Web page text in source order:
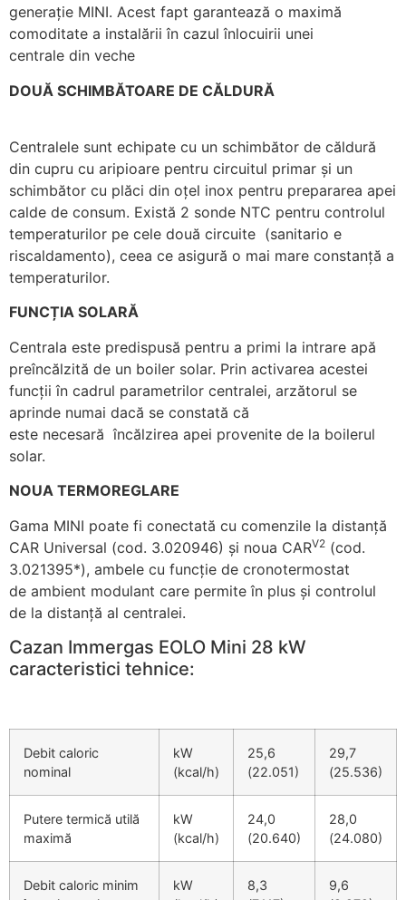
generație MINI. Acest fapt garantează o maximă
comoditate a instalării în cazul înlocuirii unei
centrale din veche
DOUĂ SCHIMBĂTOARE DE CĂLDURĂ
Centralele sunt echipate cu un schimbător de căldură
din cupru cu aripioare pentru circuitul primar și un
schimbător cu plăci din oțel inox pentru prepararea apei
calde de consum. Există 2 sonde NTC pentru controlul
temperaturilor pe cele două circuite (sanitario e
riscaldamento), ceea ce asigură o mai mare constanță a
temperaturilor.
FUNCȚIA SOLARĂ
Centrala este predispusă pentru a primi la intrare apă
preîncălzită de un boiler solar. Prin activarea acestei
funcții în cadrul parametrilor centralei, arzătorul se
aprinde numai dacă se constată că
este necesară încălzirea apei provenite de la boilerul
solar.
NOUA TERMOREGLARE
Gama MINI poate fi conectată cu comenzile la distanță
CAR Universal (cod. 3.020946) și noua CARV2 (cod.
3.021395*), ambele cu funcție de cronotermostat
de ambient modulant care permite în plus și controlul
de la distanță al centralei.
Cazan Immergas EOLO Mini 28 kW
caracteristici tehnice:
Debit caloric
nominal
kW
(kcal/h)
25,6
(22.051)
29,7
(25.536)
Putere termică utilă
maximă
kW
(kcal/h)
24,0
(20.640)
28,0
(24.080)
Debit caloric minim
kW
8,3
9,6